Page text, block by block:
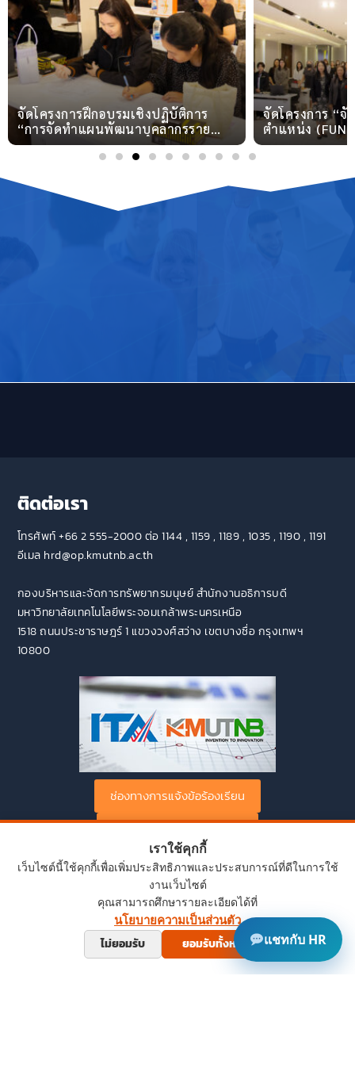
จัดโครงการฝึกอบรมเชิงปฏิบัติการ
“การจัดทำแผนพัฒนาบุคลากรราย
บุคคล (IDP)”
จัดโครงการ “จั
ตำแหน่ง
ให้มีประสิทธิภ
แชทกับ HR
เราใช้คุกกี้
เว็บไซต์นี้ใช้คุกกี้เพื่อเพิ่มประสิทธิภาพและประสบการณ์ที่ดีในการใช้
งานเว็บไซต์
คุณสามารถศึกษารายละเอียดได้ที่
นโยบายความเป็นส่วนตัว
ไม่ยอมรับ ยอมรับทั้งหมด
ติดต่อเรา
โทรศัพท์ +66 2 555-2000 ต่อ 1144 , 1159 , 1189 , 1035 , 1190 , 1191
อีเมล hrd@op.kmutnb.ac.th
กองบริหารและจัดการทรัพยากรมนุษย์ สำนักงานอธิการบดี
มหาวิทยาลัยเทคโนโลยีพระจอมเกล้าพระนครเหนือ
1518 ถนนประชาราษฎร์ 1 แขวงวงศ์สว่าง เขตบางซื่อ กรุงเทพฯ
10800
ช่องทางการแจ้งข้อร้องเรียน